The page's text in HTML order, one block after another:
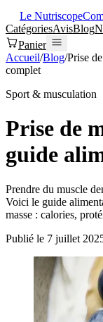
Le Nutriscope
CatégoriesAvisBlog
Panier
Accueil/Blog/Prise
complet
Sport & musculation
Prise de
guide
Prendre du muscle
Voici le guide
masse : calories,
Publié le 7 juillet